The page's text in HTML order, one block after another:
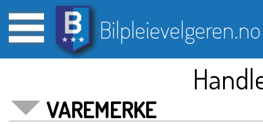
Bilpleievelgeren.no
VAREMERKE